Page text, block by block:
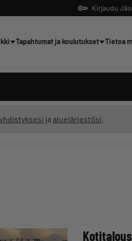
Kirjaudu
Tapahtumat ja koulutukset Tietoa
ja aluejärjestösi
tekoälyltä